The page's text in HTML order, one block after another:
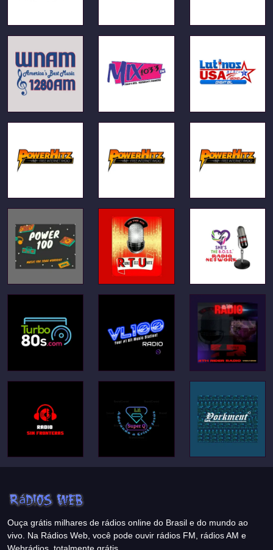
Ouça grátis milhares de rádios online do Brasil e do mundo ao
vivo. Na Rádios Web, você pode ouvir rádios FM, rádios AM e